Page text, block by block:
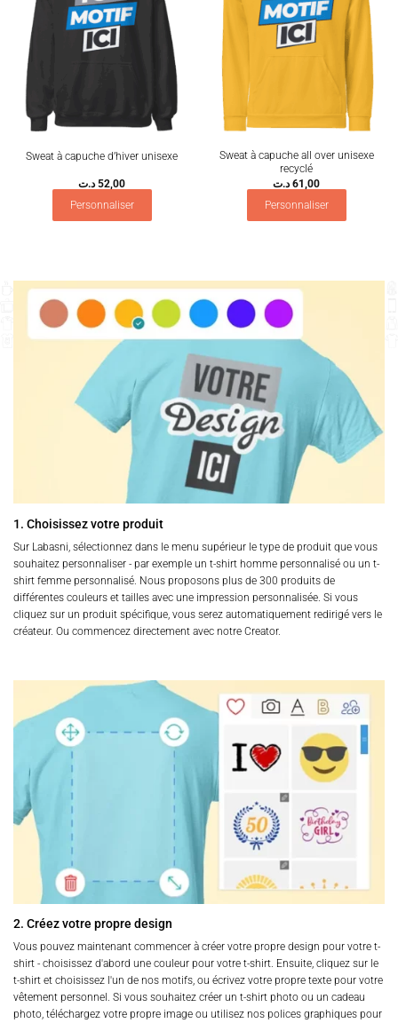
Sweat à capuche d’hiver unisexe
52,00 د.ت
Personnaliser
Sweat à capuche all over unisexe
recyclé
61,00 د.ت
Personnaliser
1. Choisissez votre produit
Sur Labasni, sélectionnez dans le menu supérieur le type de produit que vous
souhaitez personnaliser - par exemple un t-shirt homme personnalisé ou un t-
shirt femme personnalisé. Nous proposons plus de 300 produits de
différentes couleurs et tailles avec une impression personnalisée. Si vous
cliquez sur un produit spécifique, vous serez automatiquement redirigé vers le
créateur. Ou commencez directement avec notre Creator.
2. Créez votre propre design
Vous pouvez maintenant commencer à créer votre propre design pour votre t-
shirt - choisissez d'abord une couleur pour votre t-shirt. Ensuite, cliquez sur le
t-shirt et choisissez l'un de nos motifs, ou écrivez votre propre texte pour votre
vêtement personnel. Si vous souhaitez créer un t-shirt photo ou un cadeau
photo, téléchargez votre propre image ou utilisez nos polices graphiques pour